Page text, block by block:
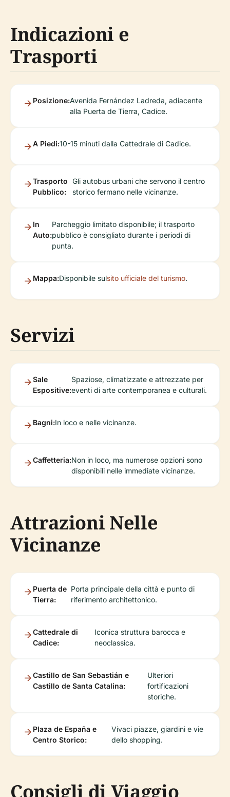
Indicazioni e
Trasporti
Posizione:Avenida Fernández Ladreda, adiacente
alla Puerta de Tierra, Cadice.
A Piedi:10-15 minuti dalla Cattedrale di Cadice.
Trasporto
Pubblico:
Gli autobus urbani che servono il centro
storico fermano nelle vicinanze.
In
Auto:
Parcheggio limitato disponibile; il trasporto
pubblico è consigliato durante i periodi di
punta.
Mappa:Disponibile sulsito ufficiale del turismo.
Servizi
Sale
Espositive:
Spaziose, climatizzate e attrezzate per
eventi di arte contemporanea e culturali.
Bagni:In loco e nelle vicinanze.
Caffetteria:Non in loco, ma numerose opzioni sono
disponibili nelle immediate vicinanze.
Attrazioni Nelle
Vicinanze
Puerta de
Tierra:
Porta principale della città e punto di
riferimento architettonico.
Cattedrale di
Cadice:
Iconica struttura barocca e
neoclassica.
Castillo de San Sebastián e
Castillo de Santa Catalina:
Ulteriori
fortificazioni
storiche.
Plaza de España e
Centro Storico:
Vivaci piazze, giardini e vie
dello shopping.
Consigli di Viaggio